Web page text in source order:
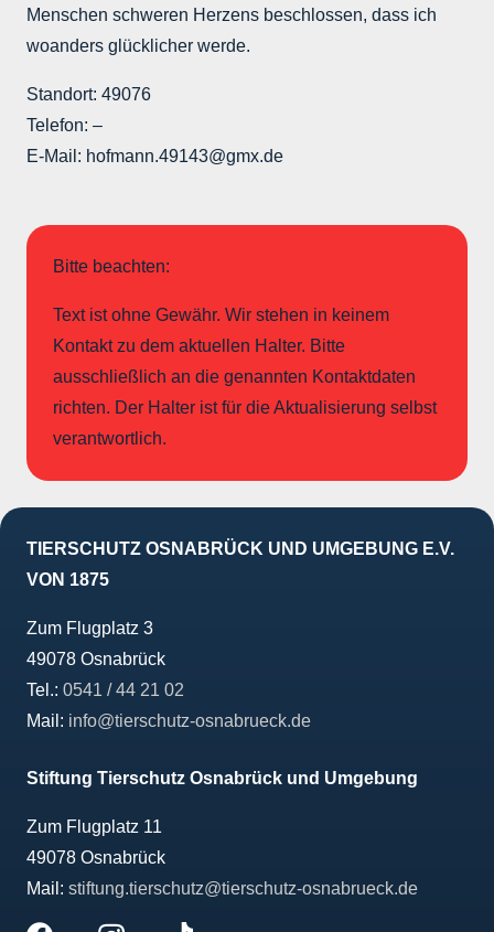
Menschen schweren Herzens beschlossen, dass ich
woanders glücklicher werde.
Standort: 49076
Telefon: –
E-Mail: hofmann.49143@gmx.de
Bitte beachten:
Text ist ohne Gewähr. Wir stehen in keinem
Kontakt zu dem aktuellen Halter. Bitte
ausschließlich an die genannten Kontaktdaten
richten. Der Halter ist für die Aktualisierung selbst
verantwortlich.
TIERSCHUTZ OSNABRÜCK UND UMGEBUNG E.V.
VON 1875
Zum Flugplatz 3
49078 Osnabrück
Tel.: 0541 / 44 21 02
Mail: info@tierschutz-osnabrueck.de
Stiftung Tierschutz Osnabrück und Umgebung
Zum Flugplatz 11
49078 Osnabrück
Mail: stiftung.tierschutz@tierschutz-osnabrueck.de